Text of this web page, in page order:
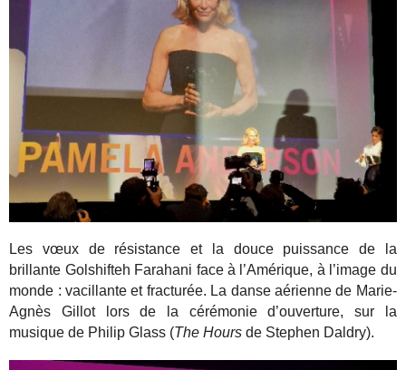
Les vœux de résistance et la douce puissance de la
brillante Golshifteh Farahani face à l’Amérique, à l’image du
monde : vacillante et fracturée. La danse aérienne de Marie-
Agnès Gillot lors de la cérémonie d’ouverture, sur la
musique de Philip Glass (The Hoursde Stephen Daldry).